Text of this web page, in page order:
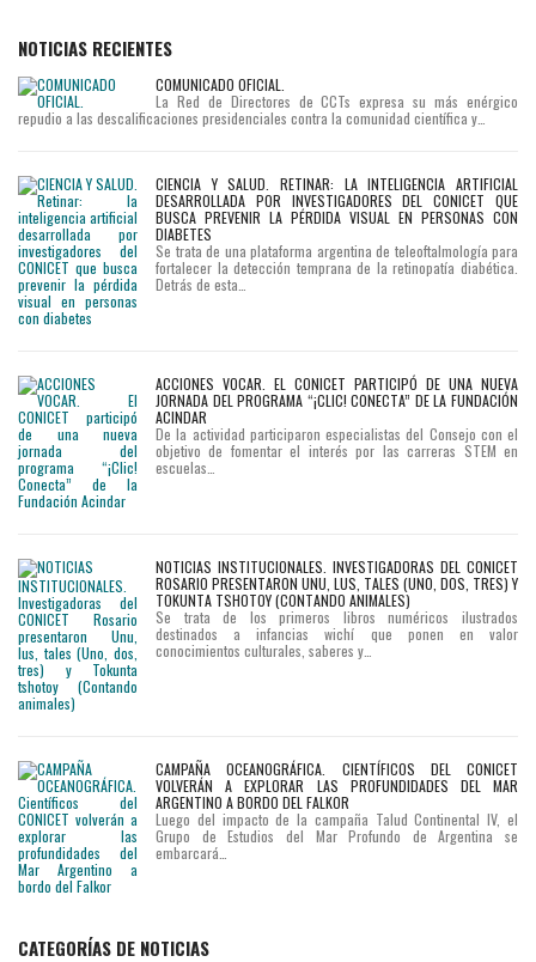
NOTICIAS RECIENTES
COMUNICADO OFICIAL.
La Red de Directores de CCTs expresa su más enérgico
repudio a las descalificaciones presidenciales contra la comunidad científica y…
CIENCIA Y SALUD. RETINAR: LA INTELIGENCIA ARTIFICIAL
DESARROLLADA POR INVESTIGADORES DEL CONICET QUE
BUSCA PREVENIR LA PÉRDIDA VISUAL EN PERSONAS CON
DIABETES
Se trata de una plataforma argentina de teleoftalmología para
fortalecer la detección temprana de la retinopatía diabética.
Detrás de esta…
ACCIONES VOCAR. EL CONICET PARTICIPÓ DE UNA NUEVA
JORNADA DEL PROGRAMA “¡CLIC! CONECTA” DE LA FUNDACIÓN
ACINDAR
De la actividad participaron especialistas del Consejo con el
objetivo de fomentar el interés por las carreras STEM en
escuelas…
NOTICIAS INSTITUCIONALES. INVESTIGADORAS DEL CONICET
ROSARIO PRESENTARON UNU, LUS, TALES (UNO, DOS, TRES) Y
TOKUNTA TSHOTOY (CONTANDO ANIMALES)
Se trata de los primeros libros numéricos ilustrados
destinados a infancias wichí que ponen en valor
conocimientos culturales, saberes y…
CAMPAÑA OCEANOGRÁFICA. CIENTÍFICOS DEL CONICET
VOLVERÁN A EXPLORAR LAS PROFUNDIDADES DEL MAR
ARGENTINO A BORDO DEL FALKOR
Luego del impacto de la campaña Talud Continental IV, el
Grupo de Estudios del Mar Profundo de Argentina se
embarcará…
CATEGORÍAS DE NOTICIAS